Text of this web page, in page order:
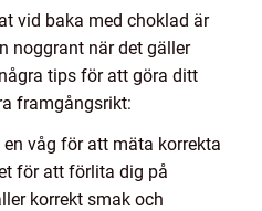
vid baka med choklad är
noggrant när det gäller
tips för att göra ditt
framgångsrikt:
våg för att mäta korrekta
för att förlita dig på
korrekt smak och